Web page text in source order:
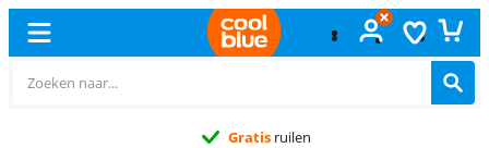
Gratisruilen